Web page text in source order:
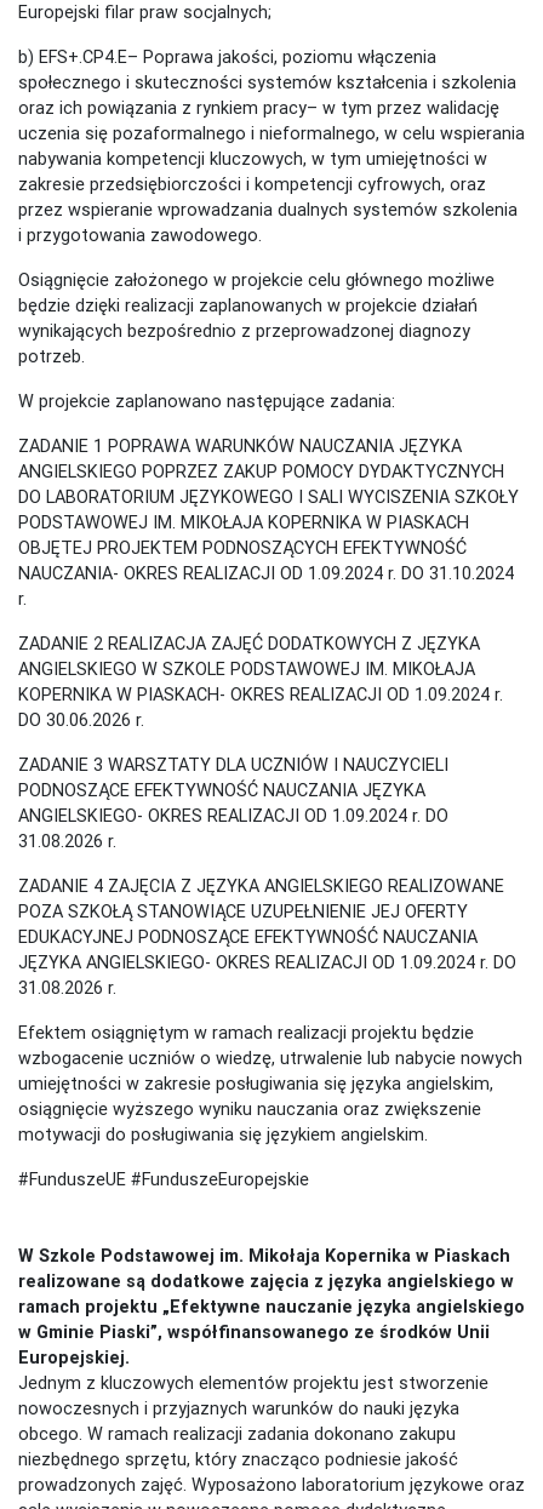
Europejski filar praw socjalnych;
b) EFS+.CP4.E– Poprawa jakości, poziomu włączenia
społecznego i skuteczności systemów kształcenia i szkolenia
oraz ich powiązania z rynkiem pracy– w tym przez walidację
uczenia się pozaformalnego i nieformalnego, w celu wspierania
nabywania kompetencji kluczowych, w tym umiejętności w
zakresie przedsiębiorczości i kompetencji cyfrowych, oraz
przez wspieranie wprowadzania dualnych systemów szkolenia
i przygotowania zawodowego.
Osiągnięcie założonego w projekcie celu głównego możliwe
będzie dzięki realizacji zaplanowanych w projekcie działań
wynikających bezpośrednio z przeprowadzonej diagnozy
potrzeb.
W projekcie zaplanowano następujące zadania:
ZADANIE 1 POPRAWA WARUNKÓW NAUCZANIA JĘZYKA
ANGIELSKIEGO POPRZEZ ZAKUP POMOCY DYDAKTYCZNYCH
DO LABORATORIUM JĘZYKOWEGO I SALI WYCISZENIA SZKOŁY
PODSTAWOWEJ IM. MIKOŁAJA KOPERNIKA W PIASKACH
OBJĘTEJ PROJEKTEM PODNOSZĄCYCH EFEKTYWNOŚĆ
NAUCZANIA- OKRES REALIZACJI OD 1.09.2024 r. DO 31.10.2024
r.
ZADANIE 2 REALIZACJA ZAJĘĆ DODATKOWYCH Z JĘZYKA
ANGIELSKIEGO W SZKOLE PODSTAWOWEJ IM. MIKOŁAJA
KOPERNIKA W PIASKACH- OKRES REALIZACJI OD 1.09.2024 r.
DO 30.06.2026 r.
ZADANIE 3 WARSZTATY DLA UCZNIÓW I NAUCZYCIELI
PODNOSZĄCE EFEKTYWNOŚĆ NAUCZANIA JĘZYKA
ANGIELSKIEGO- OKRES REALIZACJI OD 1.09.2024 r. DO
31.08.2026 r.
ZADANIE 4 ZAJĘCIA Z JĘZYKA ANGIELSKIEGO REALIZOWANE
POZA SZKOŁĄ STANOWIĄCE UZUPEŁNIENIE JEJ OFERTY
EDUKACYJNEJ PODNOSZĄCE EFEKTYWNOŚĆ NAUCZANIA
JĘZYKA ANGIELSKIEGO- OKRES REALIZACJI OD 1.09.2024 r. DO
31.08.2026 r.
Efektem osiągniętym w ramach realizacji projektu będzie
wzbogacenie uczniów o wiedzę, utrwalenie lub nabycie nowych
umiejętności w zakresie posługiwania się języka angielskim,
osiągnięcie wyższego wyniku nauczania oraz zwiększenie
motywacji do posługiwania się językiem angielskim.
#FunduszeUE #FunduszeEuropejskie
W Szkole Podstawowej im. Mikołaja Kopernika w Piaskach
realizowane są dodatkowe zajęcia z języka angielskiego w
ramach projektu „Efektywne nauczanie języka angielskiego
w Gminie Piaski”, współfinansowanego ze środków Unii
Europejskiej.
Jednym z kluczowych elementów projektu jest stworzenie
nowoczesnych i przyjaznych warunków do nauki języka
obcego. W ramach realizacji zadania dokonano zakupu
niezbędnego sprzętu, który znacząco podniesie jakość
prowadzonych zajęć. Wyposażono laboratorium językowe oraz